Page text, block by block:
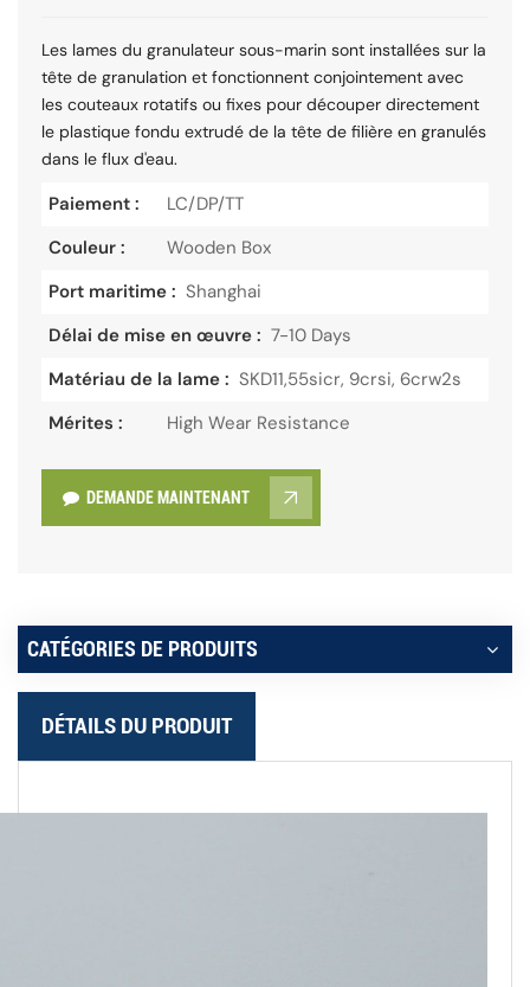
Les lames du granulateur sous-marin sont installées sur la
tête de granulation et fonctionnent conjointement avec
les couteaux rotatifs ou fixes pour découper directement
le plastique fondu extrudé de la tête de filière en granulés
dans le flux d'eau.
Paiement :
LC/DP/TT
Couleur :
Wooden Box
Port maritime : Shanghai
Délai de mise en œuvre : 7-10 Days
Matériau de la lame : SKD11,55sicr, 9crsi, 6crw2s
Mérites :
High Wear Resistance
DEMANDE MAINTENANT
CATÉGORIES DE PRODUITS
DÉTAILS DU PRODUIT